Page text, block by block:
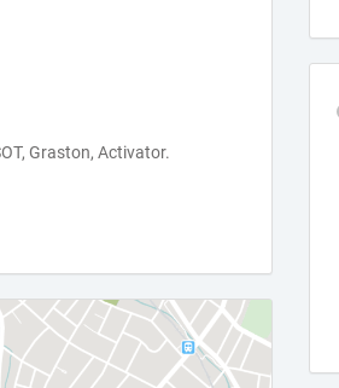
Graston, Activator.